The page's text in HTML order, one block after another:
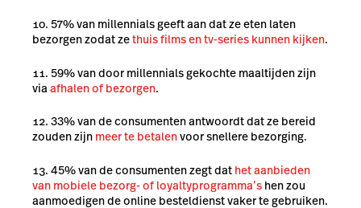
57% van millennials geeft aan dat ze eten laten
bezorgen zodat zethuis films en tv-series kunnen kijken.
59% van door millennials gekochte maaltijden zijn
via afhalen of bezorgen.
33% van de consumenten antwoordt dat ze bereid
zouden zijn meer te betalenvoor snellere bezorging.
45% van de consumenten zegt dat het aanbieden
van mobiele bezorg- of loyaltyprogramma’s hen zou
aanmoedigen de online besteldienst vaker te gebruiken.